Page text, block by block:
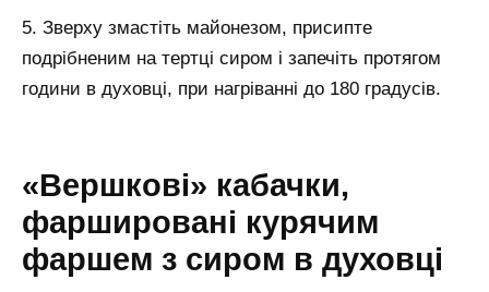
5. Зверху змастіть майонезом, присипте
подрібненим на тертці сиром і запечіть протягом
години в духовці, при нагріванні до 180 градусів.
«Вершкові» кабачки,
фаршировані курячим
фаршем з сиром в духовці